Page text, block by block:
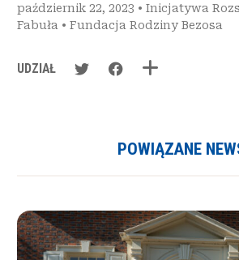
październik 22, 2023 • Inicjatywa
Fabuła • Fundacja Rodziny Bezosa
UDZIAŁ
POWIĄZANE